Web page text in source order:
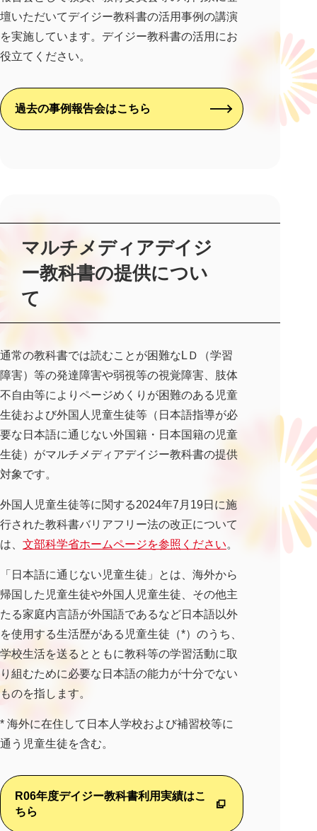
壇いただいてデイジー教科書の活用事例の講演
を実施しています。デイジー教科書の活用にお
役立てください。
過去の事例報告会はこちら
マルチメディアデイジ
ー教科書の提供につい
て
通常の教科書では読むことが困難なLＤ（学習
障害）等の発達障害や弱視等の視覚障害、肢体
不自由等によりページめくりが困難のある児童
生徒および外国人児童生徒等（日本語指導が必
要な日本語に通じない外国籍・日本国籍の児童
生徒）がマルチメディアデイジー教科書の提供
対象です。
外国人児童生徒等に関する2024年7月19日に施
行された教科書バリアフリー法の改正について
は、 文部科学省ホームページを参照ください。
「日本語に通じない児童生徒」とは、海外から
帰国した児童生徒や外国人児童生徒、その他主
たる家庭内言語が外国語であるなど日本語以外
を使用する生活歴がある児童生徒（*）のうち、
学校生活を送るとともに教科等の学習活動に取
り組むために必要な日本語の能力が十分でない
ものを指します。
* 海外に在住して日本人学校および補習校等に
通う児童生徒を含む。
R06年度デイジー教科書利用実績はこ
ちら